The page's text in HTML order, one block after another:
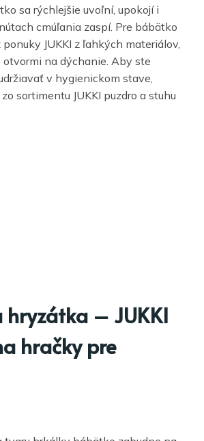
sa rýchlejšie uvoľní, upokojí i
cmúľania zaspí. Pre bábätko
JUKKI z ľahkých materiálov,
otvormi na dýchanie. Aby ste
v hygienickom stave,
sortimentu JUKKI puzdro a stuhu
hryzátka – JUKKI
hračky pre